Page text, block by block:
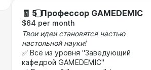
🧾 5️⃣ Профессор GAMEDEMIC
$64 per month
Твои идеи становятся частью
настольной науки!
✅ Всё из уровня "Заведующий
кафедрой GAMEDEMIC"